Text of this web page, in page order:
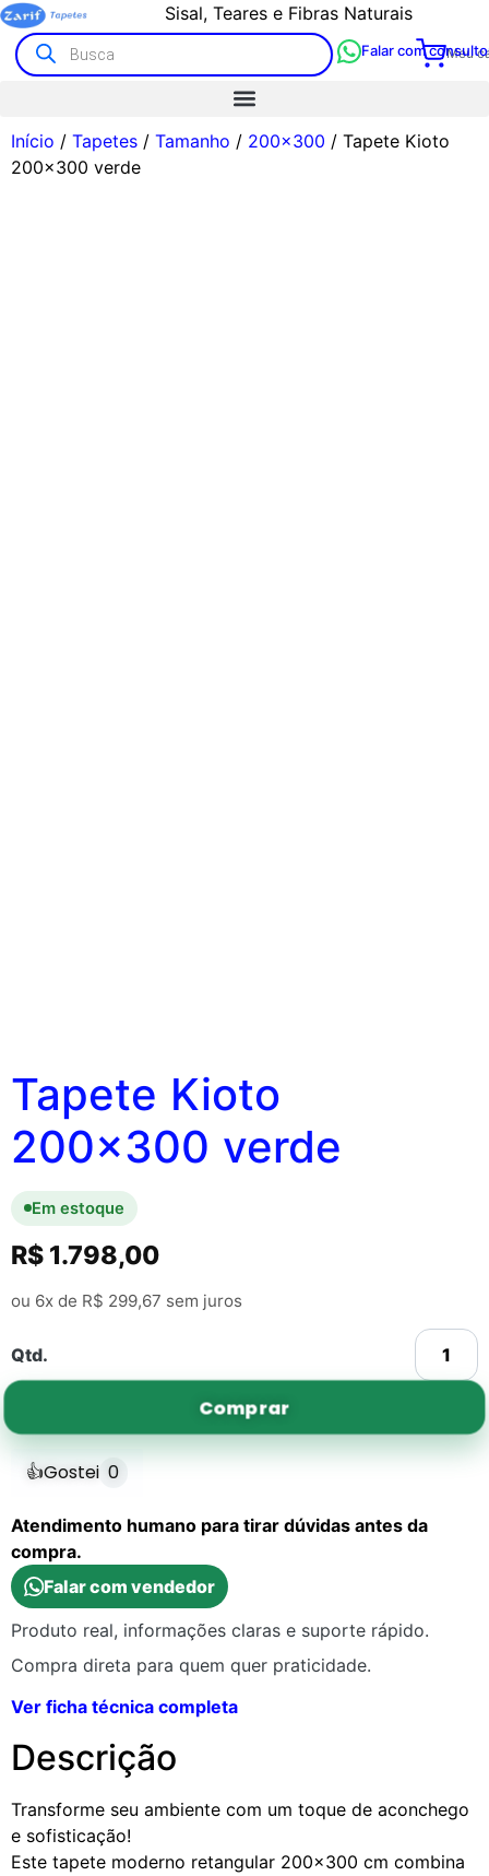
Sisal, Teares e Fibras Naturais
Alto padrão com atendimento humano
Meu
Falar com
Início / Tapetes / Tamanho / 200x300 / Tapete Kioto
200×300 verde
Tapete Kioto
200×300 verde
Em estoque
R$ 1.798,00
ou 6x de R$ 299,67 sem juros
Qtd.
Comprar
👍Gostei 0
Atendimento humano para tirar dúvidas antes da
compra.
Falar com vendedor
Produto real, informações claras e suporte rápido.
Compra direta para quem quer praticidade.
Ver ficha técnica completa
Descrição
Transforme seu ambiente com um toque de aconchego
e sofisticação!
Este tapete moderno retangular 200×300 cm combina